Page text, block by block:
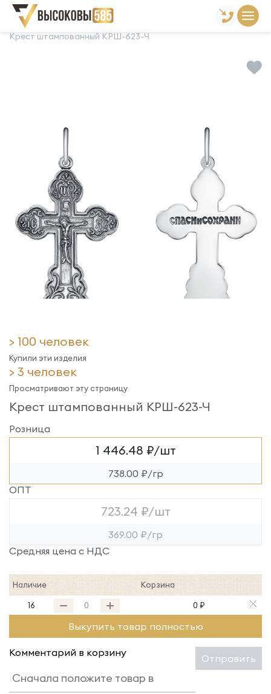
Главная Склад готовой продукции
Крест штампованный КРШ-623-Ч
> 100 человек
Купили эти изделия
> 3 человек
Просматривают эту страницу
Крест штампованный КРШ-623-Ч
Розница
1 446.48 ₽/шт
738.00 ₽/гр
ОПТ
723.24 ₽/шт
369.00 ₽/гр
Средняя цена с НДС
Наличие Корзина
16 0 ₽
Выкупить товар полностью
Комментарий в корзину Отправить